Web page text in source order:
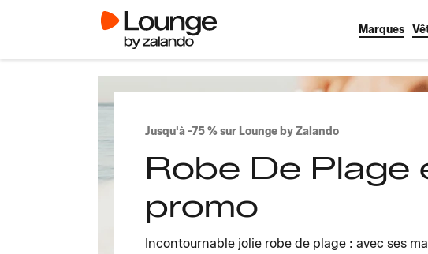
Marques
Jusqu'à -75 % sur Lounge by Zalando
Robe De Plage
promo
Incontournable jolie robe de plage : avec ses